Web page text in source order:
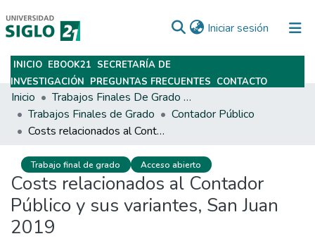
Iniciar sesión (current)
Subir
INICIO EBOOK21 SECRETARÍA DE
INVESTIGACIÓN PREGUNTAS FRECUENTES CONTACTO
Inicio
Trabajos Finales De Grado Y Posgrado
Trabajos Finales de Grado
Contador Público
Costs relacionados al Contador Público y sus variantes, San Juan 2019
Trabajo final de grado Acceso abierto
Costs relacionados al Contador
Público y sus variantes, San Juan
2019